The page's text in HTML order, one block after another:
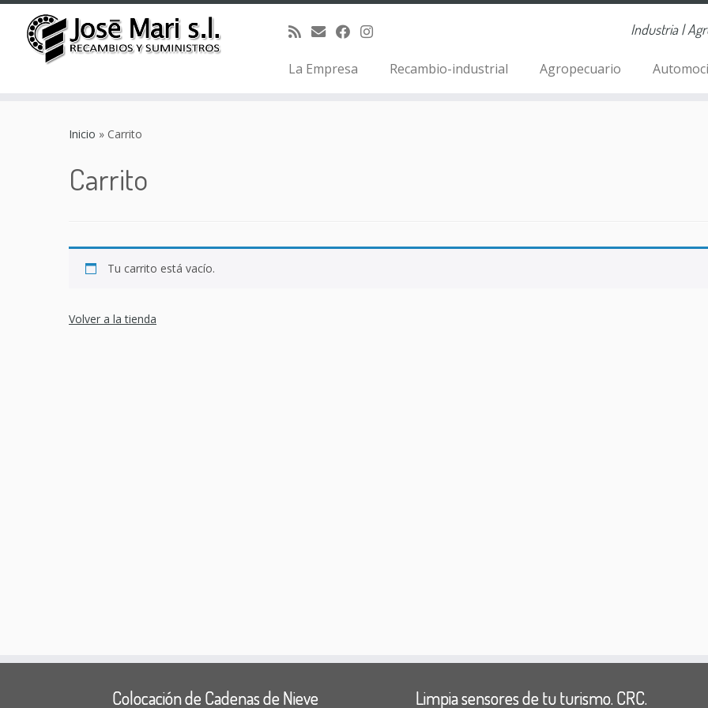
Industria |
La Empresa Recambio-industrial Agropecuario
Inicio » Carrito
Carrito
Tu carrito está vacío.
Volver a la tienda
Colocación de Cadenas de Nieve Limpia sensores de tu turismo. CRC.